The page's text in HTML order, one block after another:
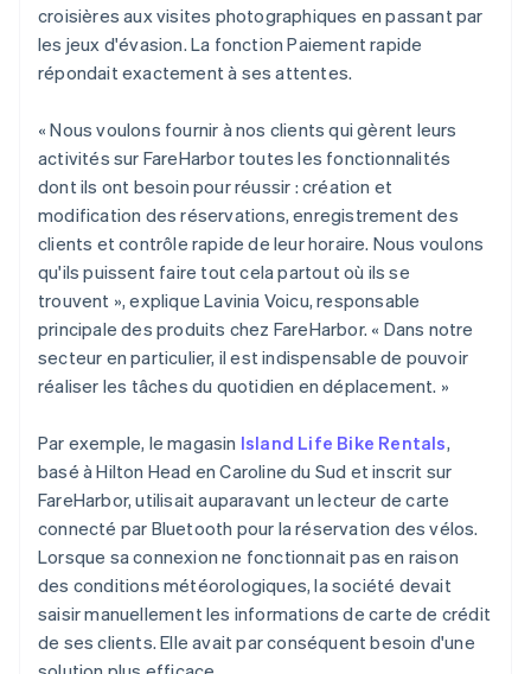
croisières aux visites photographiques en passant par
les jeux d'évasion. La fonction Paiement rapide
répondait exactement à ses attentes.
« Nous voulons fournir à nos clients qui gèrent leurs
activités sur FareHarbor toutes les fonctionnalités
dont ils ont besoin pour réussir : création et
modification des réservations, enregistrement des
clients et contrôle rapide de leur horaire. Nous voulons
qu'ils puissent faire tout cela partout où ils se
trouvent », explique Lavinia Voicu, responsable
principale des produits chez FareHarbor. « Dans notre
secteur en particulier, il est indispensable de pouvoir
réaliser les tâches du quotidien en déplacement. »
Par exemple, le magasin Island Life Bike Rentals,
basé à Hilton Head en Caroline du Sud et inscrit sur
FareHarbor, utilisait auparavant un lecteur de carte
connecté par Bluetooth pour la réservation des vélos.
Lorsque sa connexion ne fonctionnait pas en raison
des conditions météorologiques, la société devait
saisir manuellement les informations de carte de crédit
de ses clients. Elle avait par conséquent besoin d'une